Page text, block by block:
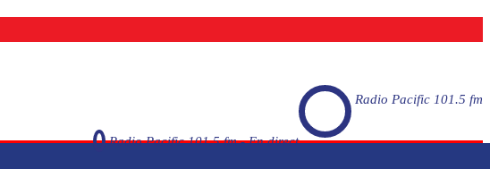
Radio Pacific 101.5 fm
Radio Pacific 101.5 fm - En direct